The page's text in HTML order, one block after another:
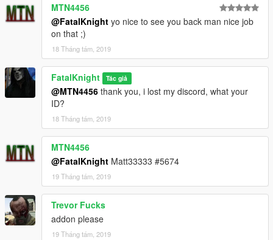
MTN4456
@FatalKnight yo nice to see you back man nice job
on that ;)
18 Tháng tám, 2019
FatalKnight Tác giả
@MTN4456 thank you, i lost my discord, what your
ID?
18 Tháng tám, 2019
MTN4456
@FatalKnight Matt33333 #5674
19 Tháng tám, 2019
Trevor Fucks
addon please
19 Tháng tám, 2019